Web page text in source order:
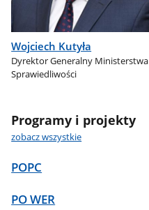
Wojciech Kutyła
Dyrektor Generalny Ministerstwa
Sprawiedliwości
Programy i projekty
zobacz wszystkie
POPC
PO WER